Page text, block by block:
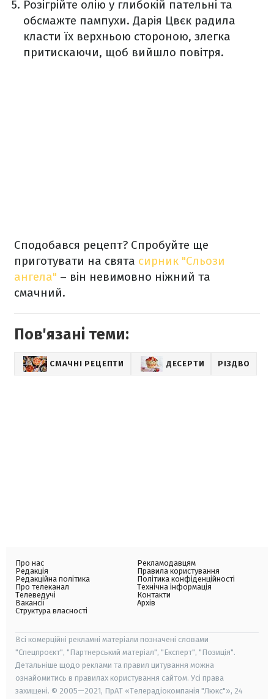
Розігрійте олію у глибокій пательні та
обсмажте пампухи. Дарія Цвєк радила
класти їх верхньою стороною, злегка
притискаючи, щоб вийшло повітря.
Сподобався рецепт? Спробуйте ще
приготувати на свята сирник "Сльози
ангела" – він невимовно ніжний та
смачний.
Пов'язані теми:
СМАЧНІ РЕЦЕПТИ ДЕСЕРТИ РІЗДВО
Про нас
Редакція
Редакційна політика
Про телеканал
Телеведучі
Вакансії
Структура власності
Рекламодавцям
Правила користування
Політика конфіденційності
Технічна інформація
Контакти
Архів
Всі комерційні рекламні матеріали позначені словами
"Спецпроєкт", "Партнерський матеріал", "Експерт", "Позиція".
Детальніше щодо реклами та правил цитування можна
ознайомитись в правилах користування сайтом. Усі права
захищені. © 2005—2021, ПрАТ «Телерадіокомпанія "Люкс"», 24